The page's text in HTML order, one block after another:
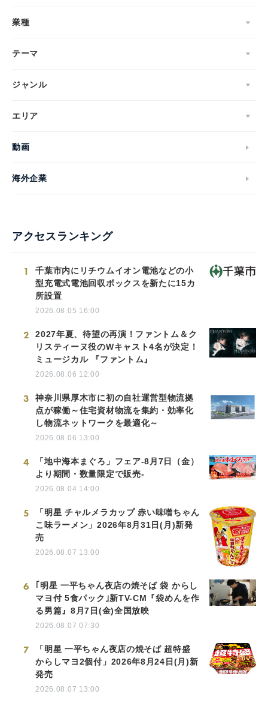
業種
テーマ
ジャンル
エリア
動画
海外企業
アクセスランキング
1
千葉市内にリチウムイオン電池などの小
型充電式電池回収ボックスを新たに15カ
所設置
2026.08.05 16:00
2
2027年夏、待望の再演！ファントム＆ク
リスティーヌ役のWキャスト4名が決定！
ミュージカル 『ファントム』
2026.08.06 12:00
3
神奈川県厚木市に初の自社運営型物流拠
点が稼働～住宅資材物流を集約・効率化
し物流ネットワークを最適化～
2026.08.06 13:00
4
「地中海本まぐろ」フェア-8月7日（金）
より期間・数量限定で販売-
2026.08.04 14:00
5
「明星 チャルメラカップ 赤い味噌ちゃん
こ味ラーメン」2026年8月31日(月)新発
売
2026.08.07 13:00
6
｢明星 一平ちゃん夜店の焼そば 袋 からし
マヨ付 5食パック｣新TV-CM『袋めんを作
る男篇』8月7日(金)全国放映
2026.08.07 07:30
7
「明星 一平ちゃん夜店の焼そば 超特盛
からしマヨ2個付」2026年8月24日(月)新
発売
2026.08.07 13:00